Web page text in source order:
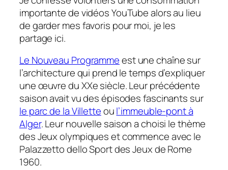
importante de vidéos YouTube alors au lieu
de garder mes favoris pour moi, je les
partage ici.
Le Nouveau Programmeest une chaîne sur
l’architecture qui prend le temps d’expliquer
une œuvre du XXe siècle. Leur précédente
saison avait vu des épisodes fascinants sur
le parc de la Villetteoul’immeuble-pont à
Alger. Leur nouvelle saison a choisi le thème
des Jeux olympiques et commence avec le
Palazzetto dello Sport des Jeux de Rome
1960.